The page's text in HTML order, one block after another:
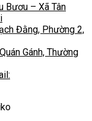
Bươu – Xã Tân
Đằng, Phường 2,
Gánh, Thường